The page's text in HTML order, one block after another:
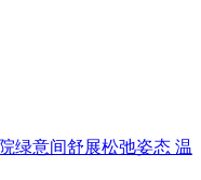
绿意间舒展松弛姿态 温